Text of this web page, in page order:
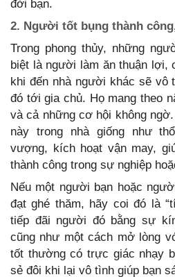
đời bạn.
2. Người tốt bụng thành
Trong phong thủy, những
biệt là người làm ăn thuận lợi,
khi đến nhà người khác sẽ vô
đó tới gia chủ. Họ mang theo
và cả những cơ hội không
này trong nhà giống như
vượng, kích hoạt vận may,
thành công trong sự nghiệp
Nếu một người bạn hoặc
đạt ghé thăm, hãy coi đó là
tiếp đãi người đó bằng sự
cũng như một cách mở lòng
tốt thường có trực giác nhạy
sẻ đôi khi lại vô tình giúp bạn